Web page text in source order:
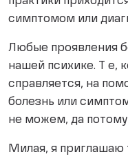
симптомом или
Любые проявления
нашей психике. Т е,
справляется, на
болезнь или
не можем, да потому
Милая, я приглашаю